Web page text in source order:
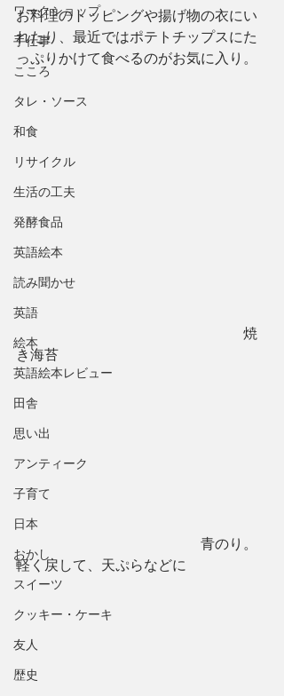
ワークショップ
手仕事
こころ
タレ・ソース
和食
リサイクル
生活の工夫
発酵食品
英語絵本
読み聞かせ
英語
絵本
英語絵本レビュー
田舎
思い出
アンティーク
子育て
日本
おかし
スイーツ
クッキー・ケーキ
友人
歴史
お料理のトッピングや揚げ物の衣にい
れたり、最近ではポテトチップスにた
っぷりかけて食べるのがお気に入り。
焼
き海苔
青のり。
軽く戻して、天ぷらなどに